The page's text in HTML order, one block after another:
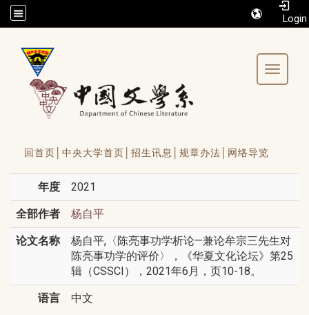
/accesskey"" title="Toolbar">:::
Toggle
回首页│ 中央大学首页│ 招生讯息│ 规章办法│ 网络导览
年度 2021
全部作者 杨自平
论文名称
杨自平,〈陈亮事功学析论—兼论牟宗三先生对
陈亮事功学的评价〉，《华夏文化论坛》第25
辑（CSSCI），2021年6月，页10-18。
语言 中文